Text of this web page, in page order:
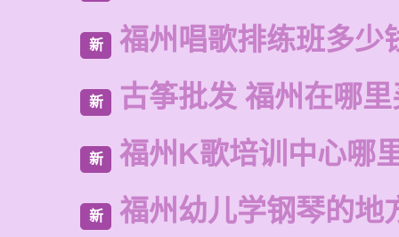
新 福州唱歌排练班多少
新 古筝批发 福州在哪
新 福州K歌培训中心哪
新 福州幼儿学钢琴的地